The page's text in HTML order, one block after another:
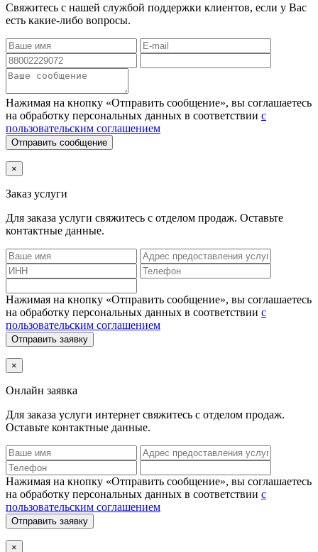
Свяжитесь с нашей службой поддержки клиентов, если у Вас
есть какие-либо вопросы.
Нажимая на кнопку «Отправить сообщение», вы соглашаетесь
на обработку персональных данных в соответствии с
пользовательским соглашением
Отправить сообщение
×
Заказ услуги
Для заказа услуги свяжитесь с отделом продаж. Оставьте
контактные данные.
Нажимая на кнопку «Отправить сообщение», вы соглашаетесь
на обработку персональных данных в соответствии с
пользовательским соглашением
Отправить заявку
×
Онлайн заявка
Для заказа услуги интернет свяжитесь с отделом продаж.
Оставьте контактные данные.
Нажимая на кнопку «Отправить сообщение», вы соглашаетесь
на обработку персональных данных в соответствии с
пользовательским соглашением
Отправить заявку
×